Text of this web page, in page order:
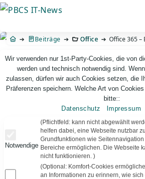
Direkt
Inhalt
Beiträge Office Office 365 –
PBCS IT-News – IT. Web. Einfach.
Office 365 – Bedienoberfläche
Mit Office 365 ist man stets auf dem
Software – auf Wunsch sogar
Wir verwenden nur 1st-Party-Cookies, die von
werden und technisch notwendig sind.
zulassen, dürfen wir auch Cookies setzen, die
Präferenzen speichern. Welche Art von
bitte::
Datenschutz
Impressum
Notwendige
(Pflichtfeld: kann nicht abgewählt
helfen dabei, eine Webseite nutzbar
Grundfunktionen wie
Bereiche ermöglichen. Die Webseite
nicht funktionieren. )
(Optional: Komfort-Cookies
an Informationen zu erinnern, wie